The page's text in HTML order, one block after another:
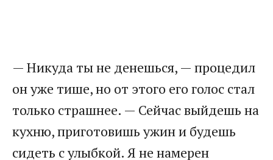
— Никуда ты не денешься, — процедил
он уже тише, но от этого его голос стал
только страшнее. — Сейчас выйдешь на
кухню, приготовишь ужин и будешь
сидеть с улыбкой. Я не намерен